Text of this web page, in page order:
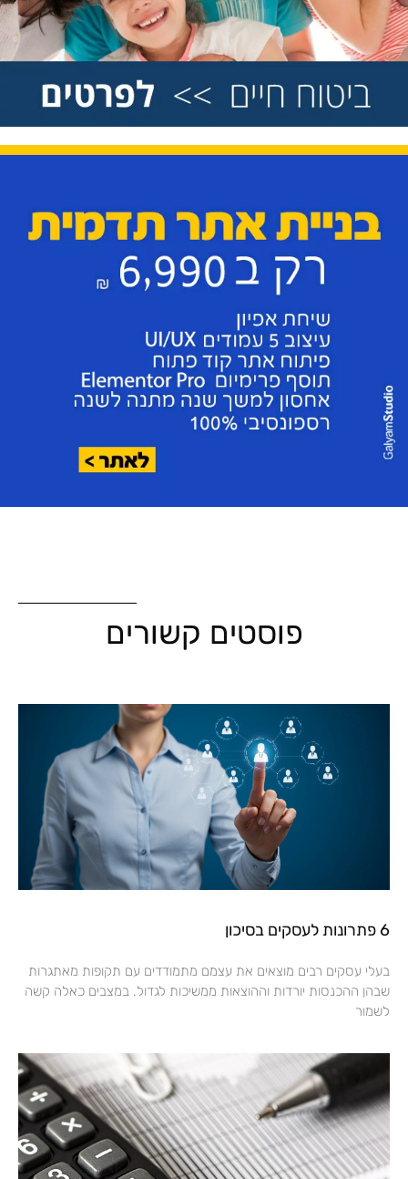
פוסטים קשורים
6 פתרונות לעסקים בסיכון
בעלי עסקים רבים מוצאים את עצמם מתמודדים עם תקופות מאתגרות
שבהן ההכנסות יורדות וההוצאות ממשיכות לגדול. במצבים כאלה קשה
לשמור